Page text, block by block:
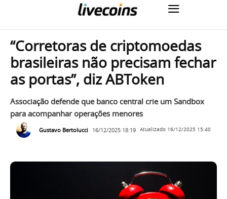
“Corretoras de criptomoedas
brasileiras não precisam fechar
as portas”, diz ABToken
Associação defende que banco central crie um Sandbox
para acompanhar operações menores
Gustavo Bertolucci 16/12/2025 18:19 Atualizado 16/12/2025 15:40